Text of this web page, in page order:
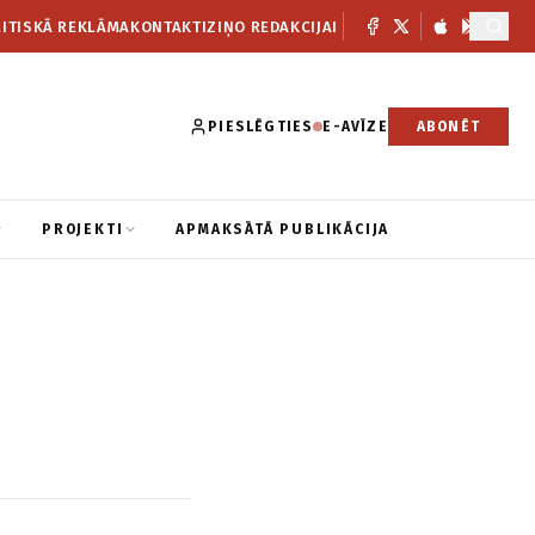
REKLĀMAKONTAKTIZIŅO REDAKCIJAI
PIESLĒGTIES E-AVĪZE ABONĒT
PROJEKTI APMAKSĀTĀ PUBLIKĀCIJA